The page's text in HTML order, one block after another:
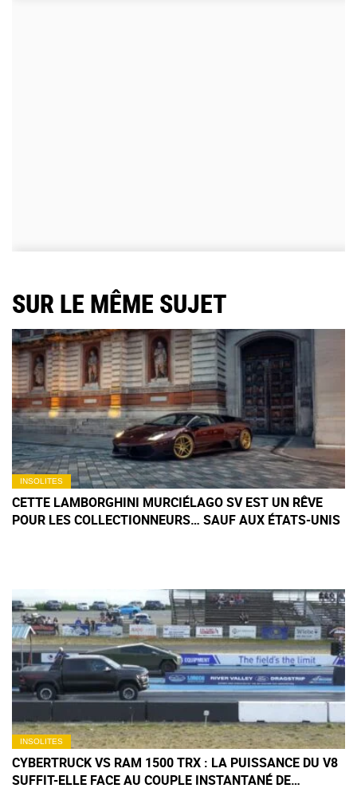
SUR LE MÊME SUJET
INSOLITES
CETTE LAMBORGHINI MURCIÉLAGO SV EST UN RÊVE
POUR LES COLLECTIONNEURS… SAUF AUX ÉTATS-UNIS
INSOLITES
CYBERTRUCK VS RAM 1500 TRX : LA PUISSANCE DU V8
SUFFIT-ELLE FACE AU COUPLE INSTANTANÉ DE